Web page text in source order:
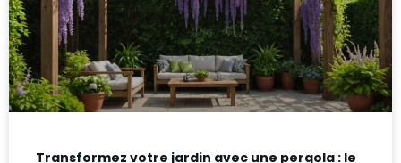
Transformez votre jardin avec une pergola : le